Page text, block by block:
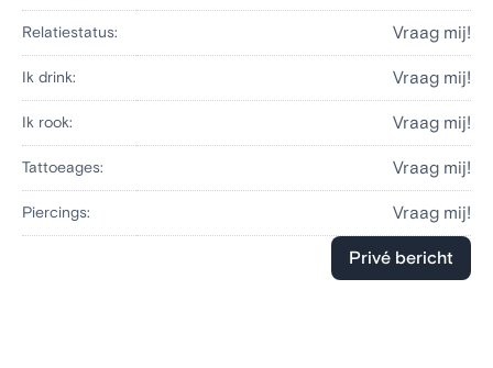
Relatiestatus: Vraag mij!
Ik drink: Vraag mij!
Ik rook: Vraag mij!
Tattoeages: Vraag mij!
Piercings: Vraag mij!
Privé bericht